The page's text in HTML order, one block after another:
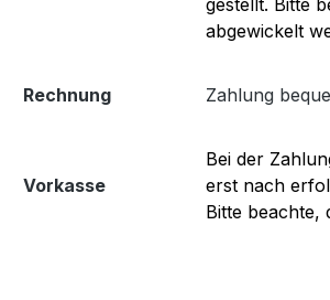
gestellt. Bitte
abgewickelt
Rechnung Zahlung
Vorkasse
Bei der
erst nach
Bitte beachte,